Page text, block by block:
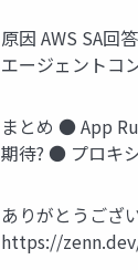
原因 AWS SA回
エージェントコ
まとめ ● App
期待? ● プロキ
ありがとうござ
https://